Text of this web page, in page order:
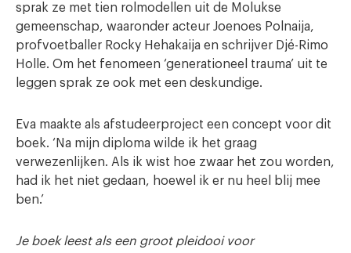
sprak ze met tien rolmodellen uit de Molukse
gemeenschap, waaronder acteur Joenoes Polnaija,
profvoetballer Rocky Hehakaija en schrijver Djé-Rimo
Holle. Om het fenomeen ‘generationeel trauma’ uit te
leggen sprak ze ook met een deskundige.
Eva maakte als afstudeerproject een concept voor dit
boek. ‘Na mijn diploma wilde ik het graag
verwezenlijken. Als ik wist hoe zwaar het zou worden,
had ik het niet gedaan, hoewel ik er nu heel blij mee
ben.’
Je boek leest als een groot pleidooi voor